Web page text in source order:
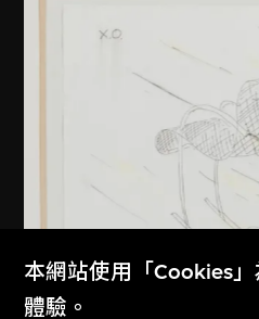
本網站使用「Cookies
體驗。